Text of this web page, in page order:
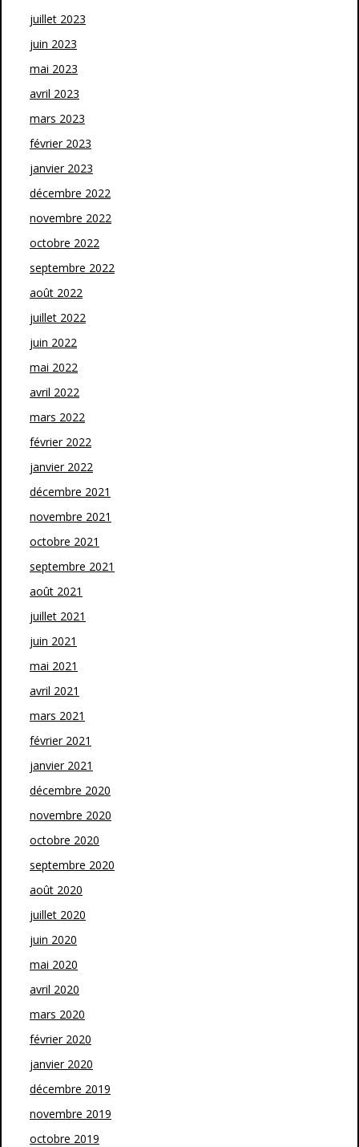
juillet 2023
juin 2023
mai 2023
avril 2023
mars 2023
février 2023
janvier 2023
décembre 2022
novembre 2022
octobre 2022
septembre 2022
août 2022
juillet 2022
juin 2022
mai 2022
avril 2022
mars 2022
février 2022
janvier 2022
décembre 2021
novembre 2021
octobre 2021
septembre 2021
août 2021
juillet 2021
juin 2021
mai 2021
avril 2021
mars 2021
février 2021
janvier 2021
décembre 2020
novembre 2020
octobre 2020
septembre 2020
août 2020
juillet 2020
juin 2020
mai 2020
avril 2020
mars 2020
février 2020
janvier 2020
décembre 2019
novembre 2019
octobre 2019